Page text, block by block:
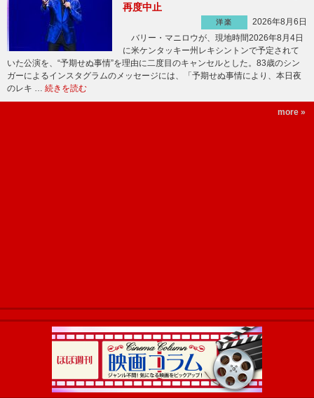
再度中止
洋楽
2026年8月6日
バリー・マニロウが、現地時間2026年8月4日
に米ケンタッキー州レキシントンで予定されて
いた公演を、“予期せぬ事情”を理由に二度目のキャンセルとした。83歳のシン
ガーによるインスタグラムのメッセージには、「予期せぬ事情により、本日夜
のレキ … 続きを読む
more »